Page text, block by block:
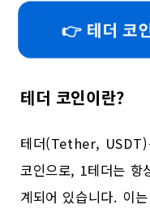
👉 테더 코
테더 코인이란?
테더(Tether, USDT)
코인으로, 1테더는 항
계되어 있습니다. 이